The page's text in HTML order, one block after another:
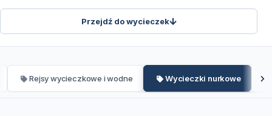
Przejdź do wycieczek
Rejsy wycieczkowe i wodne Wycieczki nurkowe